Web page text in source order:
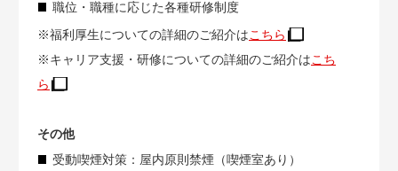
職位・職種に応じた各種研修制度
※福利厚生についての詳細のご紹介はこちら
※キャリア支援・研修についての詳細のご紹介はこち
ら
その他
受動喫煙対策：屋内原則禁煙（喫煙室あり）